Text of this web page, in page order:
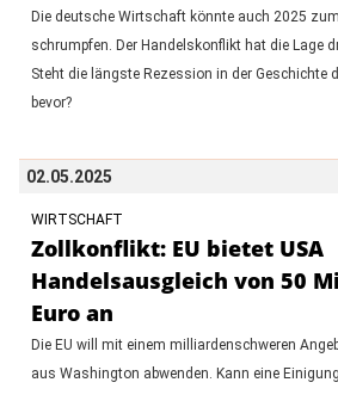
Die deutsche Wirtschaft könnte auch 2025
schrumpfen. Der Handelskonflikt hat die Lage
Steht die längste Rezession in der Geschichte
bevor?
02.05.2025
WIRTSCHAFT
Zollkonflikt: EU bietet USA
Handelsausgleich von 50
Euro an
Die EU will mit einem milliardenschweren
aus Washington abwenden. Kann eine